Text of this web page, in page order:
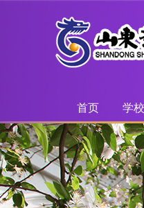
首页 学